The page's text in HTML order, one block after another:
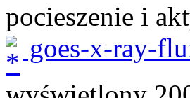
pocieszenie i
goes-x-ray-